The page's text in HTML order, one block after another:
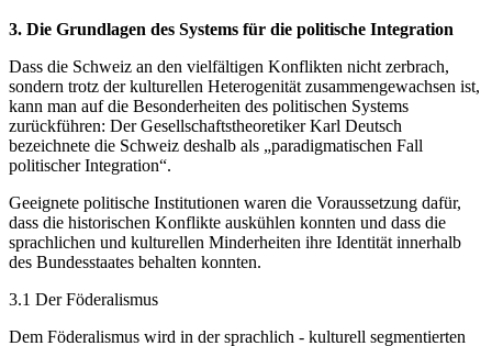
3. Die Grundlagen des Systems für die politische Integration
Dass die Schweiz an den vielfältigen Konflikten nicht zerbrach,
sondern trotz der kulturellen Heterogenität zusammengewachsen ist,
kann man auf die Besonderheiten des politischen Systems
zurückführen: Der Gesellschaftstheoretiker Karl Deutsch
bezeichnete die Schweiz deshalb als „paradigmatischen Fall
politischer Integration“.
Geeignete politische Institutionen waren die Voraussetzung dafür,
dass die historischen Konflikte auskühlen konnten und dass die
sprachlichen und kulturellen Minderheiten ihre Identität innerhalb
des Bundesstaates behalten konnten.
3.1 Der Föderalismus
Dem Föderalismus wird in der sprachlich - kulturell segmentierten